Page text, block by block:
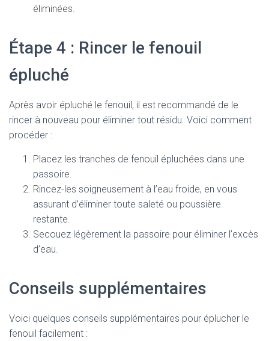
éliminées.
Étape 4 : Rincer le fenouil
épluché
Après avoir épluché le fenouil, il est recommandé de le
rincer à nouveau pour éliminer tout résidu. Voici comment
procéder :
Placez les tranches de fenouil épluchées dans une
passoire.
Rincez-les soigneusement à l’eau froide, en vous
assurant d’éliminer toute saleté ou poussière
restante.
Secouez légèrement la passoire pour éliminer l’excès
d’eau.
Conseils supplémentaires
Voici quelques conseils supplémentaires pour éplucher le
fenouil facilement :